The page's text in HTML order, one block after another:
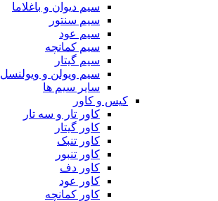
سیم دیوان و باغلاما
سیم سنتور
سیم عود
سیم کمانچه
سیم گیتار
سیم ویولن و ویولنسل
سایر سیم ها
کیس و کاور
کاور تار و سه تار
کاور گیتار
کاور تنبک
کاور تنبور
کاور دف
کاور عود
کاور کمانچه